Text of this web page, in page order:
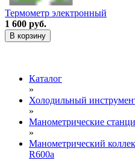
Термометр электронный
1 600 руб.
В корзину
Каталог
»
Холодильный
»
Манометрические
»
Манометрический
R600a